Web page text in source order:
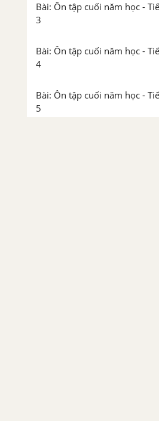
Bài: Ôn tập cuối năm học -
3
Bài: Ôn tập cuối năm học -
4
Bài: Ôn tập cuối năm học -
5